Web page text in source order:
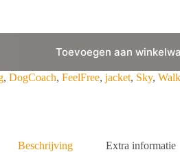
Toevoegen aan
, DogCoach, FeelFree, jacket, Sky,
Beschrijving Extra informatie